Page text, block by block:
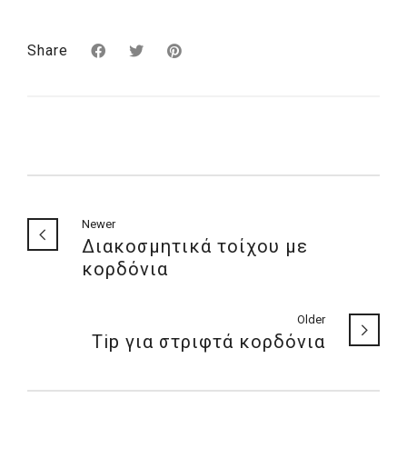
Share
Newer
Διακοσμητικά τοίχου με
κορδόνια
Older
Tip για στριφτά κορδόνια